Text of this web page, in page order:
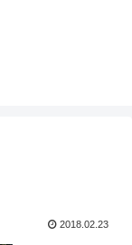
2018.02.23